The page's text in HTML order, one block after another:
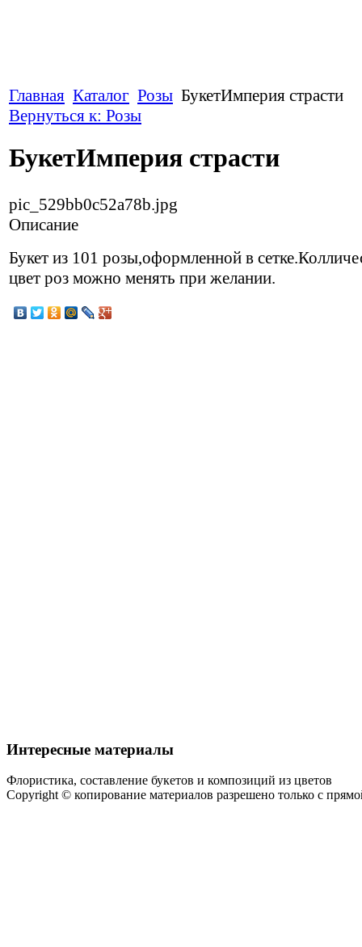
Главная Каталог Розы БукетИмперия страсти
Вернуться к: Розы
БукетИмперия страсти
pic_529bb0c52a78b.jpg
Описание
Букет из 101 розы,оформленной в
цвет роз можно менять при желании.
Интересные материалы
Флористика, составление букетов и композиций из цветов
Copyright © копирование материалов разрешено только с